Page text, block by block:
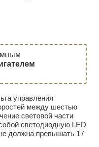
управления
между шестью
световой части
светодиодную LED
должна превышать 17